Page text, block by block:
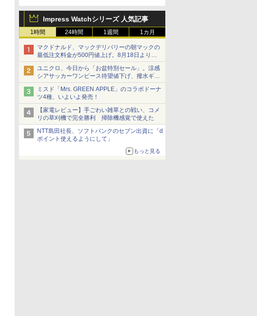
Impress Watchシリーズ 人気記事
1時間 24時間 1週間 1カ月
マクドナルド、マックデリバリーの朝マックの
最低注文料金が500円値上げ。8月18日より
1,500円から受付
ユニクロ、今日から「お盆特別セール」。涼感
シアサッカーワンピース待望値下げ、撥水ギア
ショーツは1990円に
ミスド「Mrs. GREEN APPLE」のコラボドーナ
ツ4種、いよいよ発売！
【家電レビュー】手ごわい雑草との戦い、コメ
リの草刈機で完全勝利 掃除機感覚で使えた
NTT島田社長、ソフトバンクのセブン出資に「d
ポイント使えるようにして」
もっと見る